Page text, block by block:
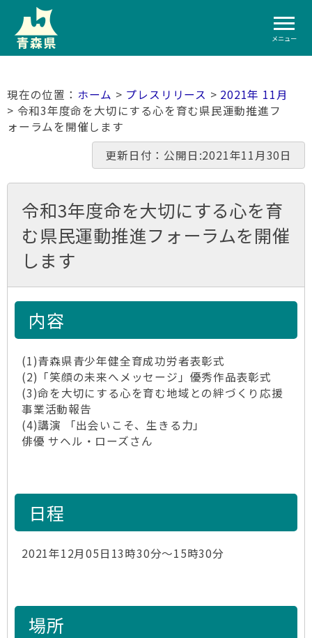
メニュー
ホーム > プレスリリース > 2021年 11月
> 令和3年度命を大切にする心を育む県民運動推進フ
ォーラムを開催します
更新日付：公開日:2021年11月30日
令和3年度命を大切にする心を育
む県民運動推進フォーラムを開催
します
内容
(1)青森県青少年健全育成功労者表彰式
(2)「笑顔の未来へメッセージ」優秀作品表彰式
(3)命を大切にする心を育む地域との絆づくり応援
事業活動報告
(4)講演 「出会いこそ、生きる力」
俳優 サヘル・ローズさん
日程
2021年12月05日13時30分～15時30分
場所